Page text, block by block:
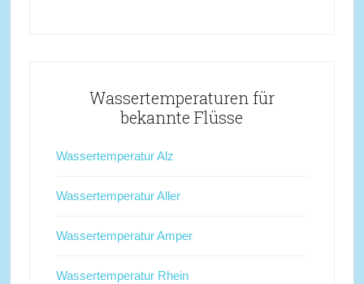
Wassertemperaturen für
bekannte Flüsse
Wassertemperatur Alz
Wassertemperatur Aller
Wassertemperatur Amper
Wassertemperatur Rhein